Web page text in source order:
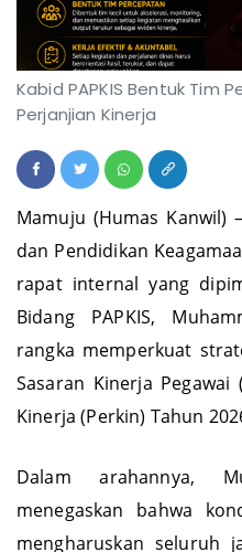
Kabid PAPKIS Bentuk Tim
Perjanjian Kinerja
Mamuju (Humas Kanwil)
dan Pendidikan
rapat internal yang
Bidang PAPKIS,
rangka memperkuat
Sasaran Kinerja
Kinerja (Perkin) Tahun
Dalam arahannya,
menegaskan bahwa